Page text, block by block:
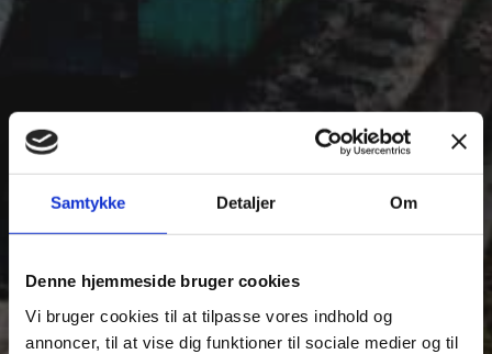
Samtykke Detaljer Om
Denne hjemmeside bruger cookies
Vi bruger cookies til at tilpasse vores indhold og
annoncer, til at vise dig funktioner til sociale medier og til